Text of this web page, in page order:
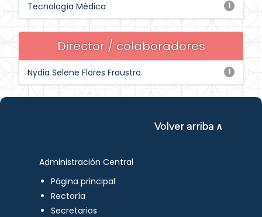
1
Tecnología Médica
Director / colaboradores
1
Nydia Selene Flores Fraustro
Volver arriba ∧
Administración Central
Página principal
Rectoría
Secretarios